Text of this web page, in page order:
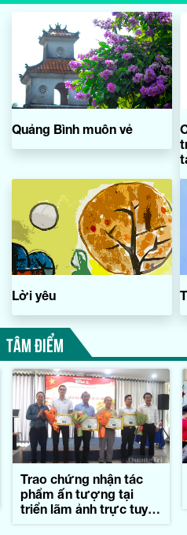
Quảng Bình muôn vẻ
Lời yêu
TÂM ĐIỂM
Trao chứng nhận tác
phẩm ấn tượng tại
triển lãm ảnh trực tuyến